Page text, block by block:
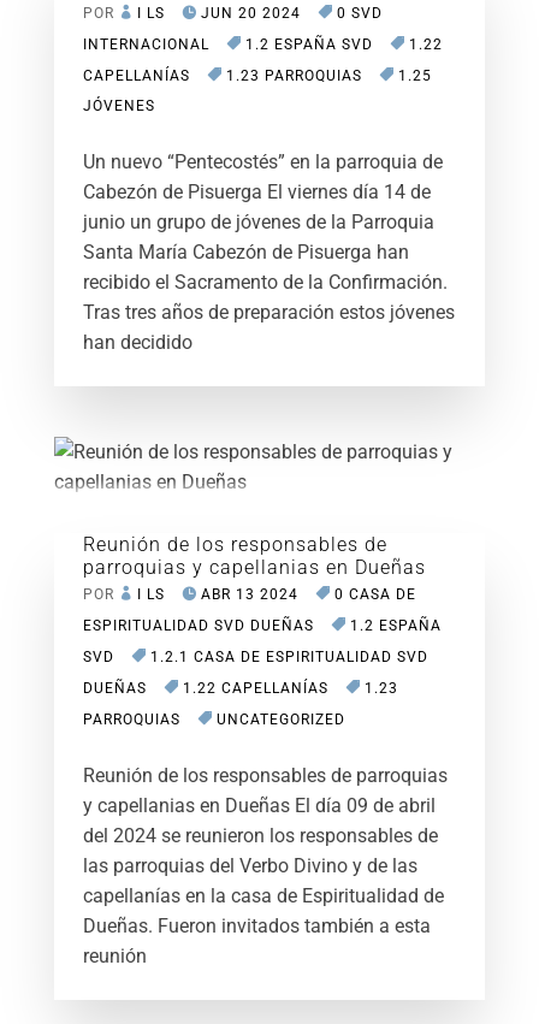
POR I LS JUN 20 2024
0 SVD
INTERNACIONAL
1.2 ESPAÑA SVD
1.22
CAPELLANÍAS
1.23 PARROQUIAS
1.25
JÓVENES
Un nuevo “Pentecostés” en la parroquia de
Cabezón de Pisuerga El viernes día 14 de
junio un grupo de jóvenes de la Parroquia
Santa María Cabezón de Pisuerga han
recibido el Sacramento de la Confirmación.
Tras tres años de preparación estos jóvenes
han decidido
Reunión de los responsables de
parroquias y capellanias en Dueñas
POR I LS ABR 13 2024
0 CASA DE
ESPIRITUALIDAD SVD DUEÑAS
1.2 ESPAÑA
SVD
1.2.1 CASA DE ESPIRITUALIDAD SVD
DUEÑAS
1.22 CAPELLANÍAS
1.23
PARROQUIAS
UNCATEGORIZED
Reunión de los responsables de parroquias
y capellanias en Dueñas El día 09 de abril
del 2024 se reunieron los responsables de
las parroquias del Verbo Divino y de las
capellanías en la casa de Espiritualidad de
Dueñas. Fueron invitados también a esta
reunión